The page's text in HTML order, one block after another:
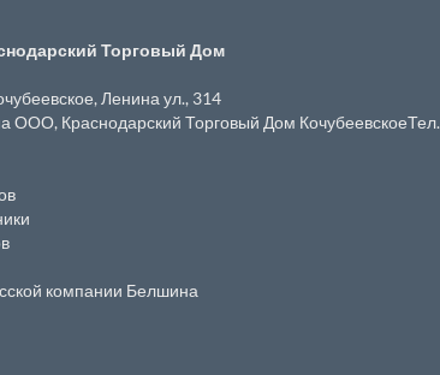
Торговый Дом
Ленина ул., 314
Краснодарский Торговый Дом
компании Белшина